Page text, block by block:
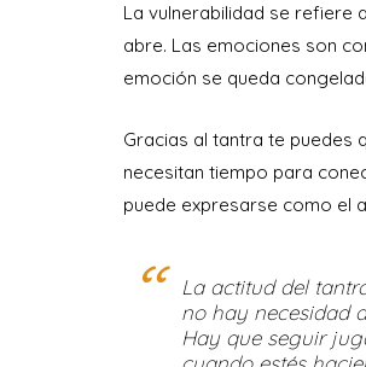
La vulnerabilidad se refiere
abre. Las emociones son
emoción se queda
Gracias al tantra te puedes
necesitan tiempo para
puede expresarse como el
La actitud del
no hay necesidad
Hay que seguir